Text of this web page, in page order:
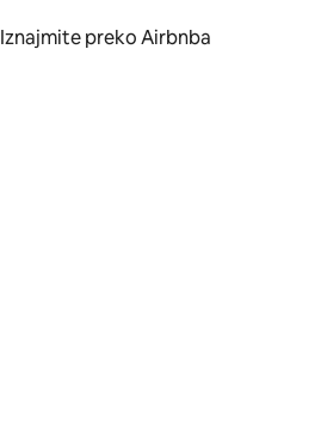
Iznajmite preko Airbnba